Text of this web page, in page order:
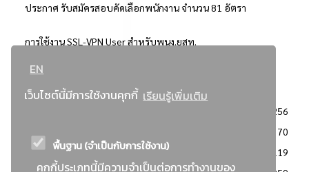
EN
เว็บไซต์นี้มีการใช้งานคุกกี้ เรียนรู้เพิ่มเติม
พื้นฐาน (จำเป็นกับการใช้งาน)
คุกกี้ประเภทนี้มีความจำเป็นต่อการทำงานของ
ประกาศ รับสมัครสอบคัดเลือกพนักงาน จำนวน 81 อัตรา
การใช้งาน SSL-VPN User สำหรับพนง.ยสท.
..ยอดนิยม..
3256
2370
: วิธีเฉพาะเจาะจง
2119